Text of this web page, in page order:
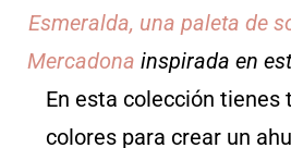
Esmeralda, una paleta de
Mercadona inspirada en
En esta colección tienes
colores para crear un